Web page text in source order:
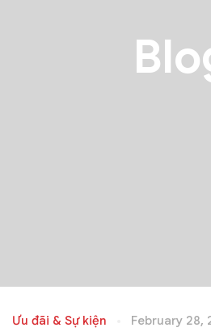
Ưu đãi & Sự kiện February 28,